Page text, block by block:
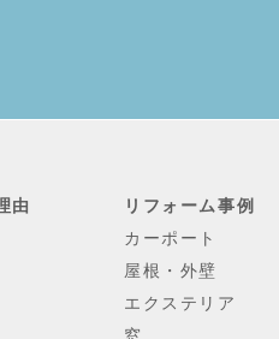
由
リフォーム事例
カーポート
屋根・外壁
エクステリア